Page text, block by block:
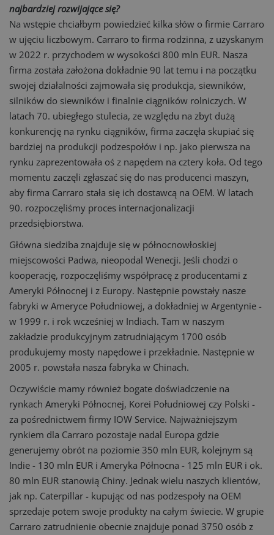
najbardziej rozwijające się?
Na wstępie chciałbym powiedzieć kilka słów o firmie Carraro
w ujęciu liczbowym. Carraro to firma rodzinna, z uzyskanym
w 2022 r. przychodem w wysokości 800 mln EUR. Nasza
firma została założona dokładnie 90 lat temu i na początku
swojej działalności zajmowała się produkcja, siewników,
silników do siewników i finalnie ciągników rolniczych. W
latach 70. ubiegłego stulecia, ze względu na zbyt dużą
konkurencję na rynku ciągników, firma zaczęła skupiać się
bardziej na produkcji podzespołów i np. jako pierwsza na
rynku zaprezentowała oś z napędem na cztery koła. Od tego
momentu zaczęli zgłaszać się do nas producenci maszyn,
aby firma Carraro stała się ich dostawcą na OEM. W latach
90. rozpoczęliśmy proces internacjonalizacji
przedsiębiorstwa.
Główna siedziba znajduje się w północnowłoskiej
miejscowości Padwa, nieopodal Wenecji. Jeśli chodzi o
kooperację, rozpoczęliśmy współpracę z producentami z
Ameryki Północnej i z Europy. Następnie powstały nasze
fabryki w Ameryce Południowej, a dokładniej w Argentynie -
w 1999 r. i rok wcześniej w Indiach. Tam w naszym
zakładzie produkcyjnym zatrudniającym 1700 osób
produkujemy mosty napędowe i przekładnie. Następnie w
2005 r. powstała nasza fabryka w Chinach.
Oczywiście mamy również bogate doświadczenie na
rynkach Ameryki Północnej, Korei Południowej czy Polski -
za pośrednictwem firmy IOW Service. Najważniejszym
rynkiem dla Carraro pozostaje nadal Europa gdzie
generujemy obrót na poziomie 350 mln EUR, kolejnym są
Indie - 130 mln EUR i Ameryka Północna - 125 mln EUR i ok.
80 mln EUR stanowią Chiny. Jednak wielu naszych klientów,
jak np. Caterpillar - kupując od nas podzespoły na OEM
sprzedaje potem swoje produkty na całym świecie. W grupie
Carraro zatrudnienie obecnie znajduje ponad 3750 osób z